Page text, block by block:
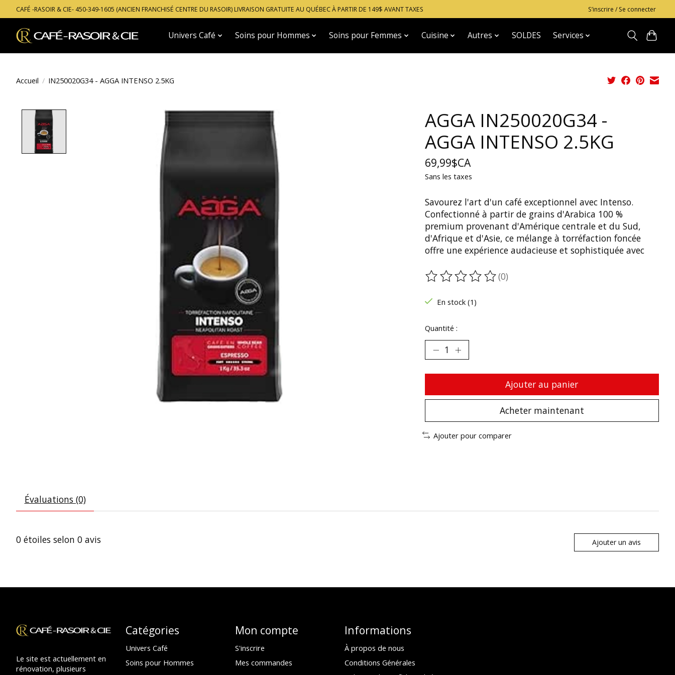
CAFÉ -RASOIR & CIE- 450-349-1605 (ANCIEN FRANCHISÉ CENTRE DU RASOIR) LIVRAISON GRATUITE AU QUÉBEC À PARTIR DE 149$ AVANT TAXES S’inscrire / Se connecter
Univers Café Soins pour Hommes Soins pour Femmes Cuisine Autres SOLDES Services
Accueil / IN250020G34 - AGGA INTENSO 2.5KG
Product image slideshow Items
AGGA IN250020G34 -
AGGA INTENSO 2.5KG
69,99$CA
Sans les taxes
Savourez l'art d'un café exceptionnel avec Intenso.
Confectionné à partir de grains d'Arabica 100 %
premium provenant d'Amérique centrale et du Sud,
d'Afrique et d'Asie, ce mélange à torréfaction foncée
offre une expérience audacieuse et sophistiquée avec
Ce produit est évalué à
(0)
En stock (1)
Quantité :
Ajouter au panier
Acheter maintenant
Ajouter pour comparer
Évaluations (0)
0 étoiles selon 0 avis Ajouter un avis
Le site est actuellement en
rénovation, plusieurs
Catégories
Univers Café
Soins pour Hommes
Mon compte
S'inscrire
Mes commandes
Informations
À propos de nous
Conditions Générales